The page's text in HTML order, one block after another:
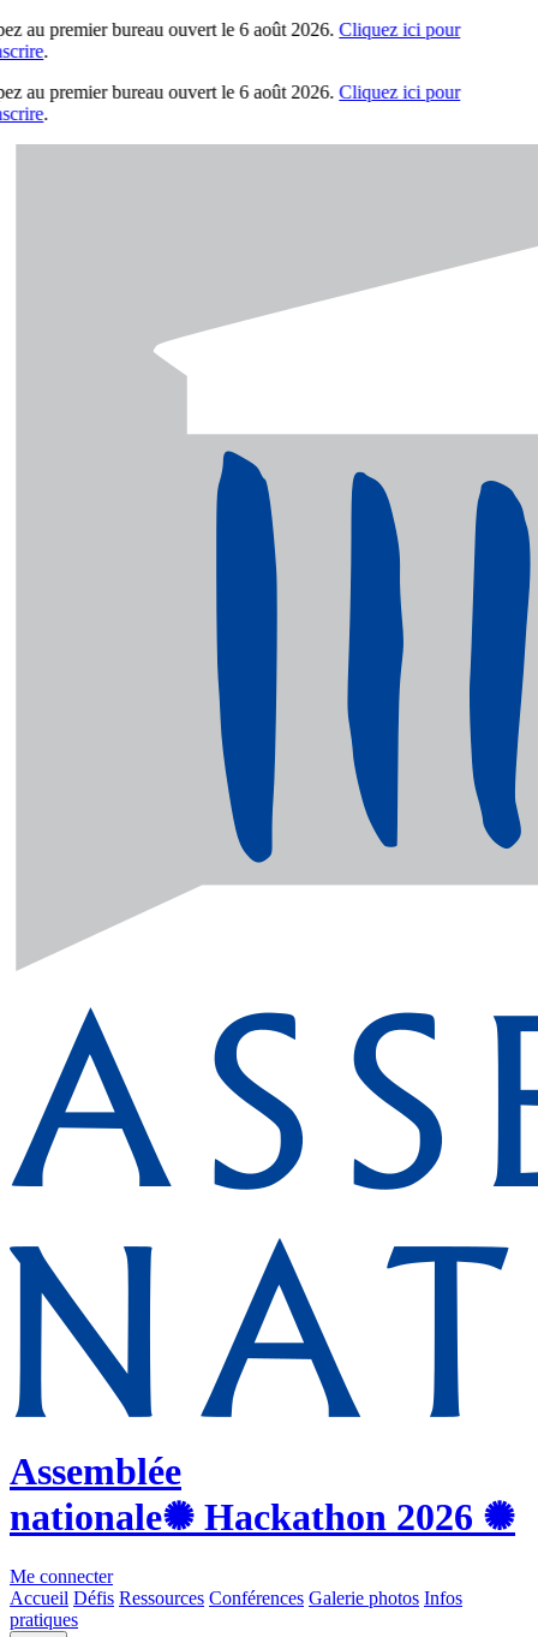
au premier bureau ouvert le 6 août 2026. Cliquez ici pour
.
au premier bureau ouvert le 6 août 2026. Cliquez ici pour
.
Assemblée
nationale✺ Hackathon 2026 ✺
Me connecter
Accueil Défis Ressources Conférences Galerie photos Infos
pratiques